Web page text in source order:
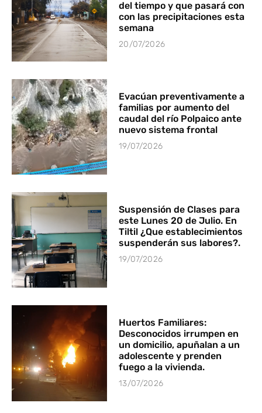
del tiempo y que pasará con
con las precipitaciones esta
semana
20/07/2026
Evacúan preventivamente a
familias por aumento del
caudal del río Polpaico ante
nuevo sistema frontal
19/07/2026
Suspensión de Clases para
este Lunes 20 de Julio. En
Tiltil ¿Que establecimientos
suspenderán sus labores?.
19/07/2026
Huertos Familiares:
Desconocidos irrumpen en
un domicilio, apuñalan a un
adolescente y prenden
fuego a la vivienda.
13/07/2026